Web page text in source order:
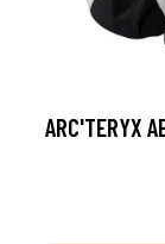
ARC'TERYX